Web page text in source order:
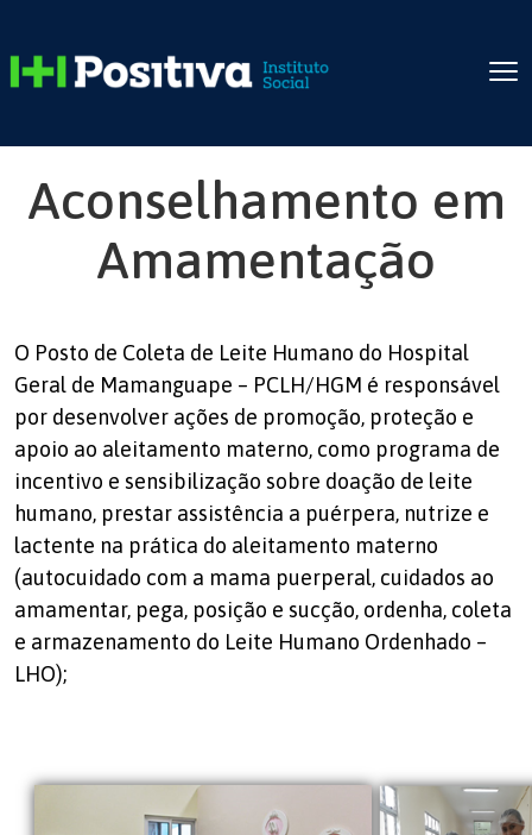
Aconselhamento em
Amamentação
O Posto de Coleta de Leite Humano do Hospital
Geral de Mamanguape – PCLH/HGM é responsável
por desenvolver ações de promoção, proteção e
apoio ao aleitamento materno, como programa de
incentivo e sensibilização sobre doação de leite
humano, prestar assistência a puérpera, nutrize e
lactente na prática do aleitamento materno
(autocuidado com a mama puerperal, cuidados ao
amamentar, pega, posição e sucção, ordenha, coleta
e armazenamento do Leite Humano Ordenhado –
LHO);